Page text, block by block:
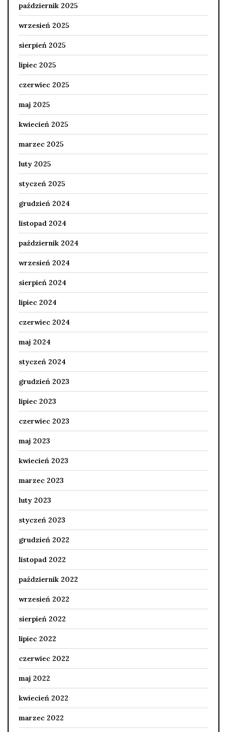
październik 2025
wrzesień 2025
sierpień 2025
lipiec 2025
czerwiec 2025
maj 2025
kwiecień 2025
marzec 2025
luty 2025
styczeń 2025
grudzień 2024
listopad 2024
październik 2024
wrzesień 2024
sierpień 2024
lipiec 2024
czerwiec 2024
maj 2024
styczeń 2024
grudzień 2023
lipiec 2023
czerwiec 2023
maj 2023
kwiecień 2023
marzec 2023
luty 2023
styczeń 2023
grudzień 2022
listopad 2022
październik 2022
wrzesień 2022
sierpień 2022
lipiec 2022
czerwiec 2022
maj 2022
kwiecień 2022
marzec 2022